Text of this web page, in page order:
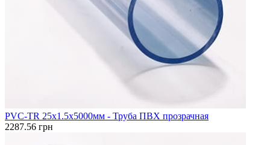
PVC-TR 25x1.5x5000мм - Труба ПВХ прозрачная
2287.56 грн